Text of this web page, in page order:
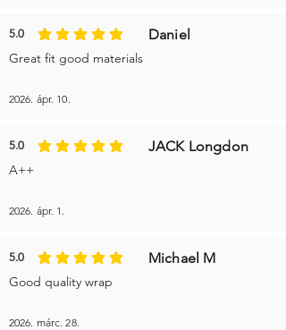
5.0
az átlagos értékelés 5 az 5-bőlDaniel
Great fit good materials
2026. ápr. 10.
5.0
az átlagos értékelés 5 az 5-bőlJACK Longdon
A++
2026. ápr. 1.
5.0
az átlagos értékelés 5 az 5-bőlMichael M
Good quality wrap
2026. márc. 28.